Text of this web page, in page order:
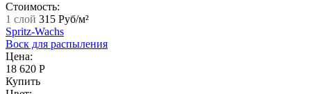
Стоимость:
1 слой 315 Руб/м²
Spritz-Wachs
Воск для распыления
Цена:
18 620 Р
Купить